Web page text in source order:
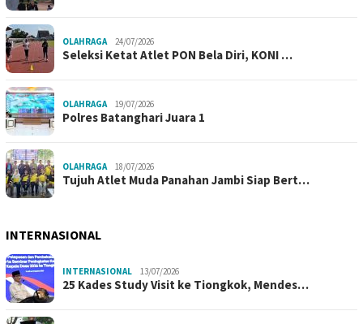
OLAHRAGA 24/07/2026
Seleksi Ketat Atlet PON Bela Diri, KONI …
OLAHRAGA 19/07/2026
Polres Batanghari Juara 1
OLAHRAGA 18/07/2026
Tujuh Atlet Muda Panahan Jambi Siap Bert…
INTERNASIONAL
INTERNASIONAL 13/07/2026
25 Kades Study Visit ke Tiongkok, Mendes…